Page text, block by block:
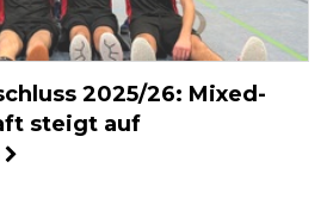
2025/26: Mixed-
steigt auf